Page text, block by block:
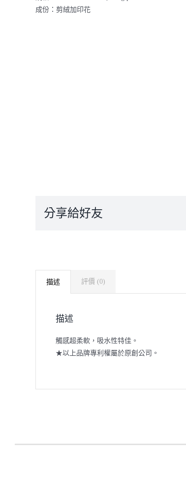
成份：剪絨加印花
分享給好友
描述 評價 (0)
描述
觸感超柔軟，吸水性特佳。
★以上品牌專利權屬於原創公司。